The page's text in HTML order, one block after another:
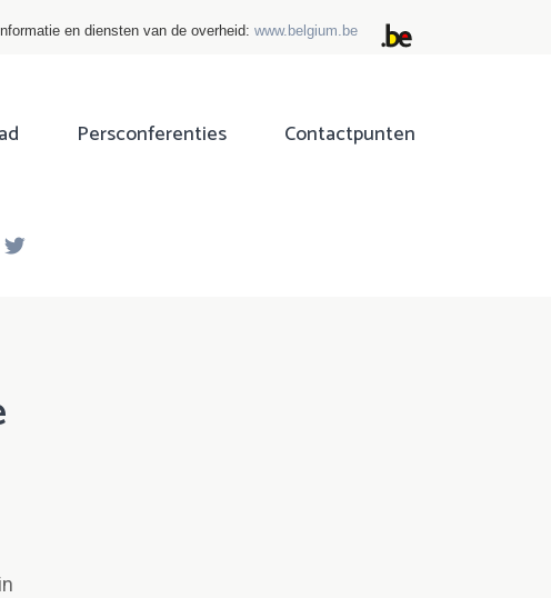
en diensten van de overheid: www.belgium.be
Persconferenties Contactpunten
Facebook